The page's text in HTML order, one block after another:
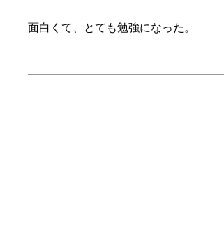
面白くて、とても勉強になった。